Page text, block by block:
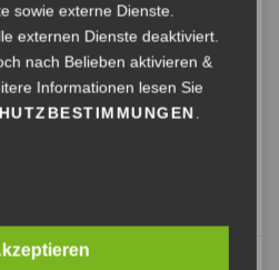
ich, warum Klarheit &
sind, wenn wir Transformation
erhältst Du einen ersten
„Erfolg darf leicht sein“ –
sowie externe Dienste.
externen Dienste deaktiviert.
nach Belieben aktivieren &
Informationen lesen Sie
.